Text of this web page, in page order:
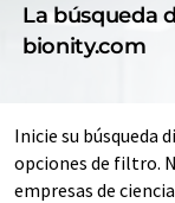
La búsqueda
bionity.com
Inicie su búsqueda
opciones de filtro.
empresas de